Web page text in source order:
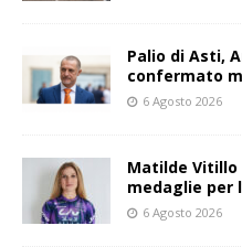
Palio di Asti,
confermato
6 Agosto 2026
Matilde
medaglie per
6 Agosto 2026